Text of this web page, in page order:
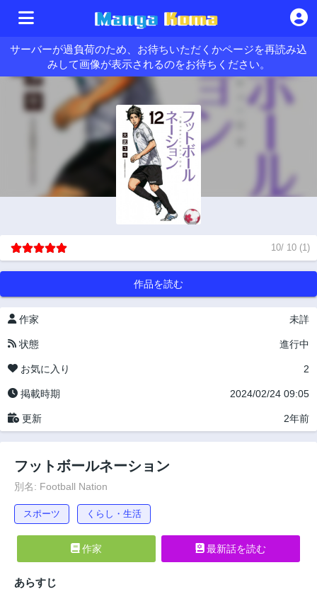
サーバーが過負荷のため、お待ちいただくかページを再読み込
みして画像が表示されるのをお待ちください。
10/ 10 (1)
作品を読む
作家 未詳
状態 進行中
お気に入り 2
掲載時期 2024/02/24 09:05
更新 2年前
フットボールネーション
別名: Football Nation
スポーツ くらし・生活
作家 最新話を読む
あらすじ